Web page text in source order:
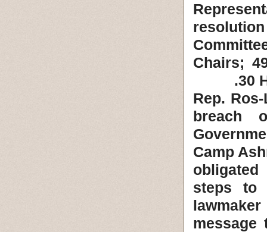
Chairs;
30
Rep.
breach
Camp
steps to
message